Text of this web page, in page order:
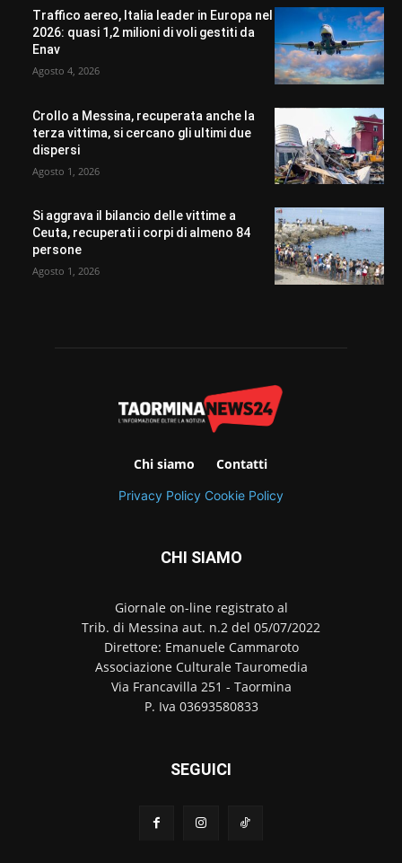
Traffico aereo, Italia leader in Europa nel
2026: quasi 1,2 milioni di voli gestiti da
Enav
Agosto 4, 2026
Crollo a Messina, recuperata anche la
terza vittima, si cercano gli ultimi due
dispersi
Agosto 1, 2026
Si aggrava il bilancio delle vittime a
Ceuta, recuperati i corpi di almeno 84
persone
Agosto 1, 2026
Chi siamo Contatti
Privacy Policy Cookie Policy
CHI SIAMO
Giornale on-line registrato al
Trib. di Messina aut. n.2 del 05/07/2022
Direttore: Emanuele Cammaroto
Associazione Culturale Tauromedia
Via Francavilla 251 - Taormina
P. Iva 03693580833
SEGUICI